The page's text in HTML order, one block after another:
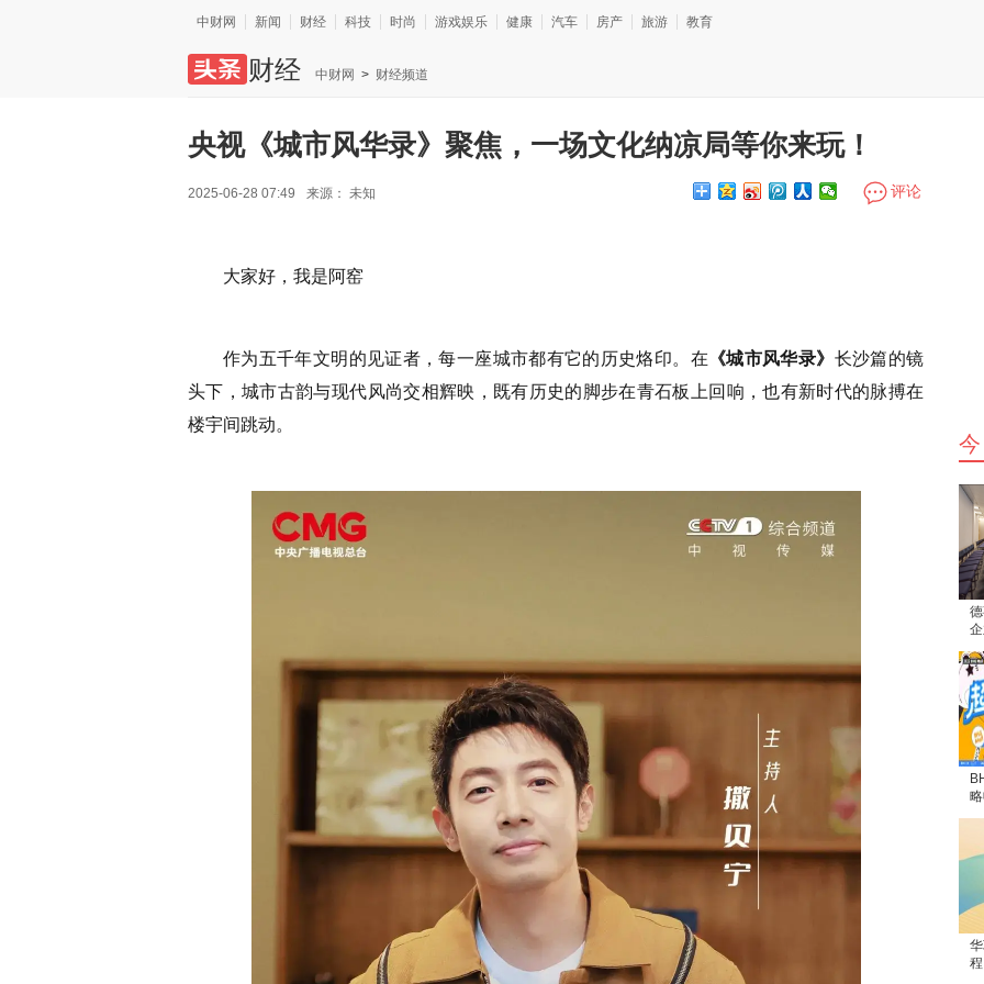
中财网 新闻 财经 科技 时尚 游戏娱乐 健康 汽车 房产 旅游 教育
财经 中财网 > 财经频道
央视《城市风华录》聚焦，一场文化纳凉局等你来玩！
2025-06-28 07:49 来源： 未知 评论
大家好，我是阿窑
作为五千年文明的见证者，每一座城市都有它的历史烙印。在 《城市风华录》 长沙篇的镜
头下，城市古韵与现代风尚交相辉映，既有历史的脚步在青石板上回响，也有新时代的脉搏在
楼宇间跳动。